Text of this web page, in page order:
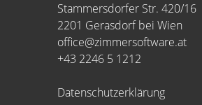
Stammersdorfer Str. 420/16
2201 Gerasdorf bei Wien
office@zimmersoftware.at
+43 2246 5 1212
Datenschutzerklärung